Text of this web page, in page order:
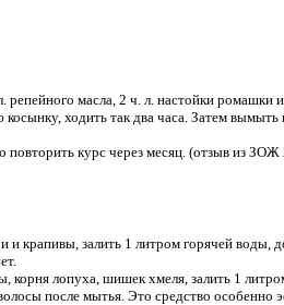
масла, 2 ч. л. настойки ромашки
ходить так два часа. Затем вымыть
повторить курс через месяц. (отзыв из
и крапивы, залить 1 литром горячей воды,
корня лопуха, шишек хмеля, залить 1
после мытья. Это средство особенно